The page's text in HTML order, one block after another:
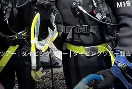
ー | ダイビングツアー | ダイビングツアー報告